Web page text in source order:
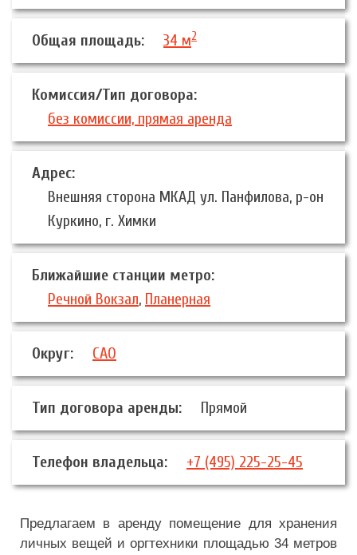
Общая площадь: 34 м2
Комиссия/Тип договора:
без комиссии, прямая аренда
Адрес:
Внешняя сторона МКАД ул. Панфилова, р-он
Куркино, г. Химки
Ближайшие станции метро:
Речной Вокзал, Планерная
Округ: САО
Тип договора аренды: Прямой
Телефон владельца: +7 (495) 225-25-45
Предлагаем в аренду помещение для хранения
личных вещей и оргтехники площадью 34 метров